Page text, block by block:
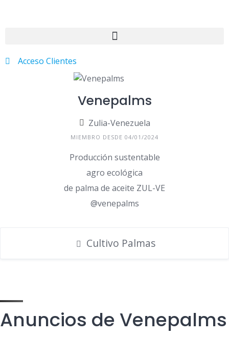
Acceso Clientes
Venepalms
Zulia-Venezuela
MIEMBRO DESDE 04/01/2024
Producción sustentable
agro ecológica
de palma de aceite ZUL-VE
@venepalms
Cultivo Palmas
Anuncios de Venepalms